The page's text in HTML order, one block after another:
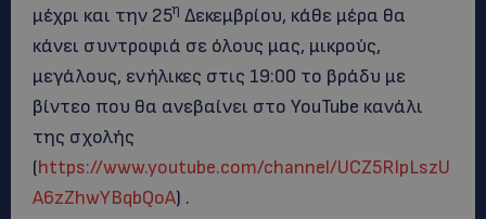
μέχρι και την 25η Δεκεμβρίου, κάθε μέρα θα
κάνει συντροφιά σε όλους μας, μικρούς,
μεγάλους, ενήλικες στις 19:00 το βράδυ με
βίντεο που θα ανεβαίνει στο YouTube κανάλι
της σχολής
(https://www.youtube.com/channel/UCZ5RIpLszU
A6zZhwYBqbQoA) .